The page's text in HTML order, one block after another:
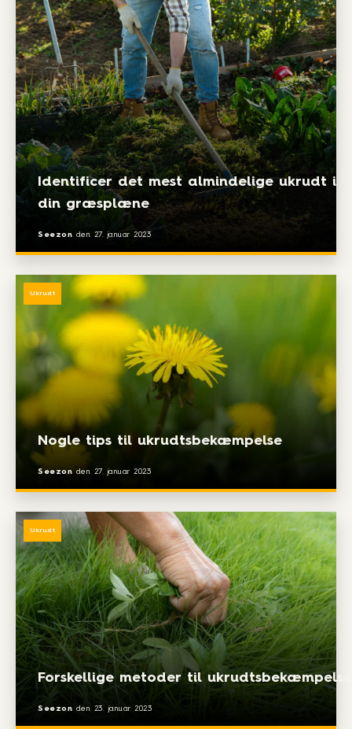
Identificer det mest almindelige ukrudt i
din græsplæne
Seezon den 27. januar 2023
Nogle tips til ukrudtsbekæmpelse
Seezon den 27. januar 2023
Ukrudt
Forskellige metoder til ukrudtsbekæmpelse
Seezon den 23. januar 2023
Ukrudt